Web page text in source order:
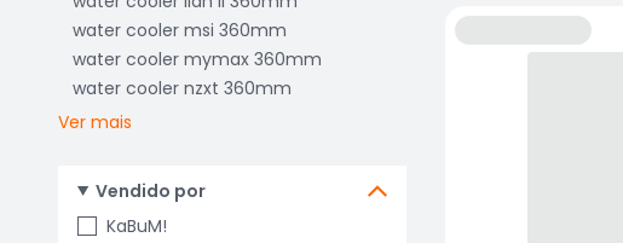
water cooler msi 360mm
water cooler mymax 360mm
water cooler nzxt 360mm
Ver mais
Vendido por
KaBuM!